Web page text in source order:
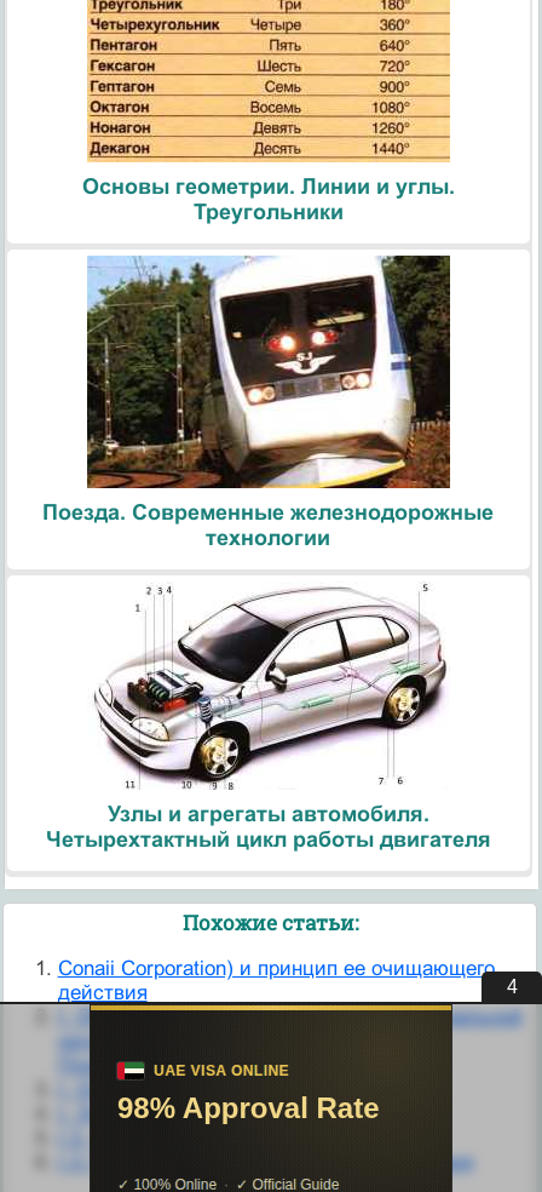
Основы геометрии. Линии и углы.
Треугольники
Поезда. Современные железнодорожные
технологии
Узлы и агрегаты автомобиля.
Четырехтактный цикл работы двигателя
Похожие статьи:
Conaii Corporation) и принцип ее очищающего
действия
I. Общие принципы структурно-функциональной
организации клетки и её компоненты.
Плазмолемма, её структура и функции.
I. Этические принципы психолога
I.3.1. Принцип разомкнутого регулирования
3